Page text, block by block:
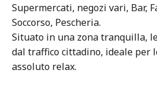
Supermercati, negozi vari, Bar,
Soccorso, Pescheria.
Situato in una zona tranquilla,
dal traffico cittadino, ideale per
assoluto relax.